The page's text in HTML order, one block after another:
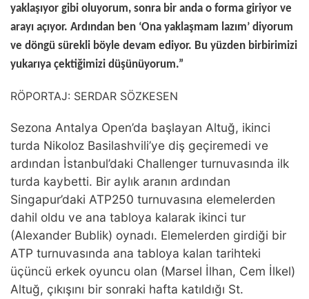
yaklaşıyor gibi oluyorum, sonra bir anda o forma giriyor ve
arayı açıyor. Ardından ben ‘Ona yaklaşmam lazım’ diyorum
ve döngü sürekli böyle devam ediyor. Bu yüzden birbirimizi
yukarıya çektiğimizi düşünüyorum.”
RÖPORTAJ: SERDAR SÖZKESEN
Sezona Antalya Open’da başlayan Altuğ, ikinci
turda Nikoloz Basilashvili’ye diş geçiremedi ve
ardından İstanbul’daki Challenger turnuvasında ilk
turda kaybetti. Bir aylık aranın ardından
Singapur’daki ATP250 turnuvasına elemelerden
dahil oldu ve ana tabloya kalarak ikinci tur
(Alexander Bublik) oynadı. Elemelerden girdiği bir
ATP turnuvasında ana tabloya kalan tarihteki
üçüncü erkek oyuncu olan (Marsel İlhan, Cem İlkel)
Altuğ, çıkışını bir sonraki hafta katıldığı St.